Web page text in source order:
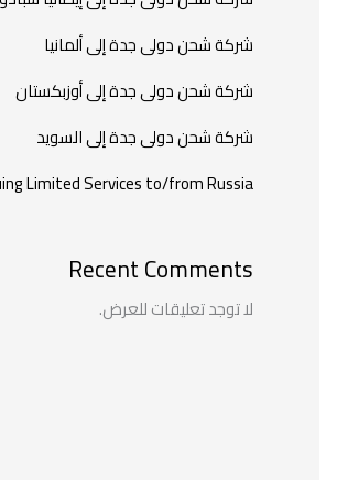
شركة شحن دولى جدة إلى ألمانيا
شركة شحن دولى جدة إلى أوزبكستان
شركة شحن دولى جدة إلى السويد
Limited Services to/from Russia
Recent Comments
لا توجد تعليقات للعرض.